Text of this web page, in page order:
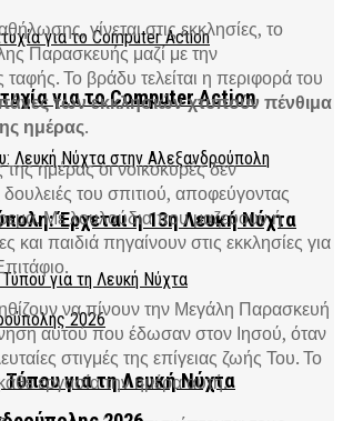
για το Computer Action
Έρχεται η 13η Λευκή Νύχτα
Τύπου για τη Λευκή Νύχτα
γίνεται στις εκκλησίες, το
Παρασκευής μαζί με την
Το βράδυ τελείται η περιφορά του
των εκκλησιών χτυπούν πένθιμα
ημέρας.
ημέρας οι νοικοκυρές δεν
δουλειές του σπιτιού, αποφεύγοντας
Με λουλούδια που μαζεύουν ή
και παιδιά πηγαίνουν στις εκκλησίες για
να πίνουν την Μεγάλη Παρασκευή
αυτού που έδωσαν στον Ιησού, όταν
στιγμές της επίγειας ζωής Του. Το
εργασία την ημέρα αυτή.